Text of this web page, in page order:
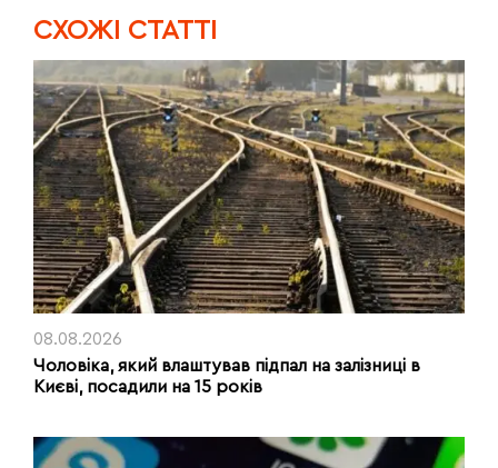
CХОЖІ СТАТТІ
08.08.2026
Чоловіка, який влаштував підпал на залізниці в
Києві, посадили на 15 років